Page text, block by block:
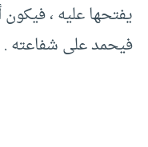
يفتحها عليه ،
فيحمد على شفاعته .